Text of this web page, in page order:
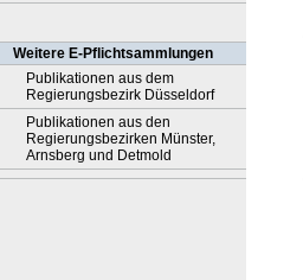
Weitere E-Pflichtsammlungen
Publikationen aus dem
Regierungsbezirk Düsseldorf
Publikationen aus den
Regierungsbezirken Münster,
Arnsberg und Detmold